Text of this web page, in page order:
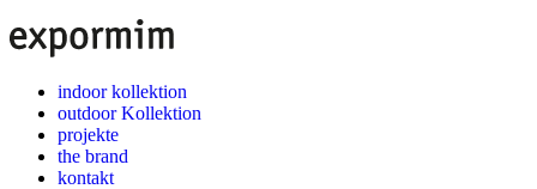
indoor kollektion
outdoor Kollektion
projekte
the brand
kontakt